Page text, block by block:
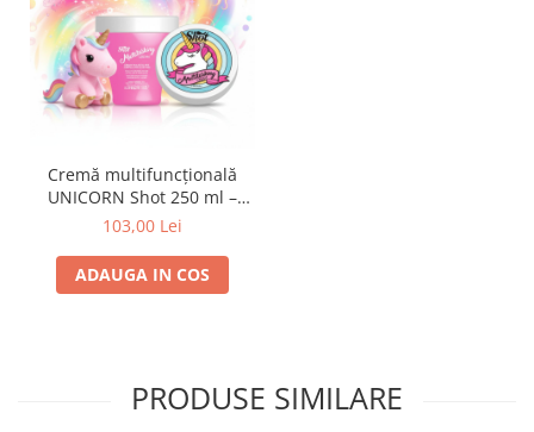
Cremă multifuncțională
UNICORN Shot 250 ml –
hidratare corp, față, mâini,
103,00 Lei
ADAUGA IN COS
PRODUSE SIMILARE